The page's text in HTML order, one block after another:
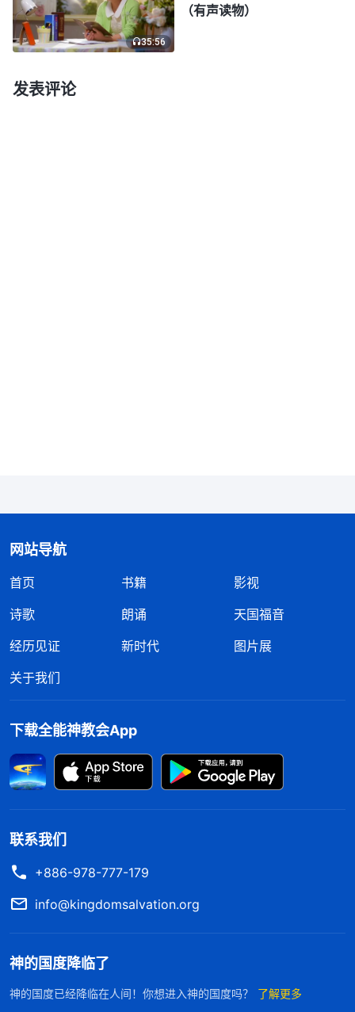
我不由得流下了眼泪。当时，跟我一起被抓的姊妹就
给我交通神的话，交通后我明白了，神许可我临到这
证，也是为了成全我的信心。明白了这些，我不觉得
一下站起来，对旁边的警察甩下一句：“我审不了
啦，你们审吧！”然后摔门走了。那俩警察也没再审
我。看着警察落败的样子，我心里很高兴，一个劲儿
地感谢神！第二次提审时，警察又换了一个花招，一
家里人怎么也不来看你呀？他们肯定是不管你了，要
听心里酸酸的，很难受，感到自己很孤独、无助，想
家想父母，想早点出去，想着想着眼泪不由得在眼眶
里直打转，但我不想当着这帮恶警的面掉眼泪，我就
在心里祷告神：“神啊，现在我心里很难受，很痛
苦，求你帮助我，我不想让撒但看到我的软弱，但我
摸不着你的心意，求你开启引导我。”祷告后，我心
知家里人，无非就是想让我家人拿钱来赎我，他们好
趁机抓捕他们。这些警察真是诡计多端，如果不是神
的开启带领，也许我就给家里打电话了，那我不就当
35:56
（有声读物）
发表评论
网站导航
首页 书籍
影视
诗歌
朗诵
天国福音
经历见证
新时代
图片展
关于我们
下载全能神教会App
联系我们
+886-978-777-179
info@kingdomsalvation.org
神的国度降临了
神的国度已经降临在人间！你想进入神的国度吗？ 了解更多